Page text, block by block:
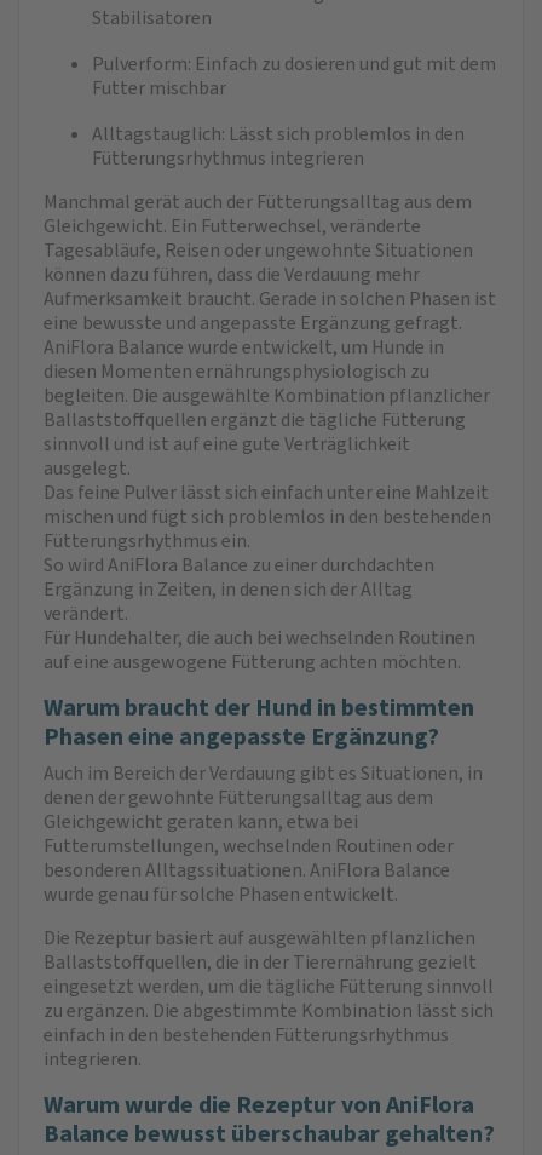
Stabilisatoren
Pulverform: Einfach zu dosieren und gut mit dem
Futter mischbar
Alltagstauglich: Lässt sich problemlos in den
Fütterungsrhythmus integrieren
Manchmal gerät auch der Fütterungsalltag aus dem
Gleichgewicht. Ein Futterwechsel, veränderte
Tagesabläufe, Reisen oder ungewohnte Situationen
können dazu führen, dass die Verdauung mehr
Aufmerksamkeit braucht. Gerade in solchen Phasen ist
eine bewusste und angepasste Ergänzung gefragt.
AniFlora Balance wurde entwickelt, um Hunde in
diesen Momenten ernährungsphysiologisch zu
begleiten. Die ausgewählte Kombination pflanzlicher
Ballaststoffquellen ergänzt die tägliche Fütterung
sinnvoll und ist auf eine gute Verträglichkeit
ausgelegt.
Das feine Pulver lässt sich einfach unter eine Mahlzeit
mischen und fügt sich problemlos in den bestehenden
Fütterungsrhythmus ein.
So wird AniFlora Balance zu einer durchdachten
Ergänzung in Zeiten, in denen sich der Alltag
verändert.
Für Hundehalter, die auch bei wechselnden Routinen
auf eine ausgewogene Fütterung achten möchten.
Warum braucht der Hund in bestimmten
Phasen eine angepasste Ergänzung?
Auch im Bereich der Verdauung gibt es Situationen, in
denen der gewohnte Fütterungsalltag aus dem
Gleichgewicht geraten kann, etwa bei
Futterumstellungen, wechselnden Routinen oder
besonderen Alltagssituationen. AniFlora Balance
wurde genau für solche Phasen entwickelt.
Die Rezeptur basiert auf ausgewählten pflanzlichen
Ballaststoffquellen, die in der Tierernährung gezielt
eingesetzt werden, um die tägliche Fütterung sinnvoll
zu ergänzen. Die abgestimmte Kombination lässt sich
einfach in den bestehenden Fütterungsrhythmus
integrieren.
Warum wurde die Rezeptur von AniFlora
Balance bewusst überschaubar gehalten?